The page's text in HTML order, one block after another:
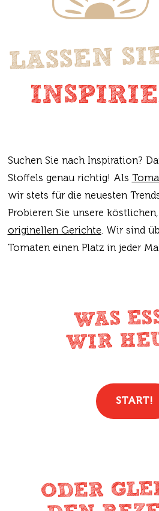
LASSEN
Suchen Sie nach Inspiration?
Stoffels genau richtig! Als
wir stets für die neuesten
Probieren Sie unsere
originellen Gerichte. Wir sind
Tomaten einen Platz in jeder
WAS
WIR
START!
ODER